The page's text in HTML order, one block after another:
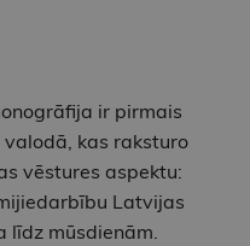
ir pirmais
kas raksturo
vēstures aspektu:
Latvijas
līdz mūsdienām.